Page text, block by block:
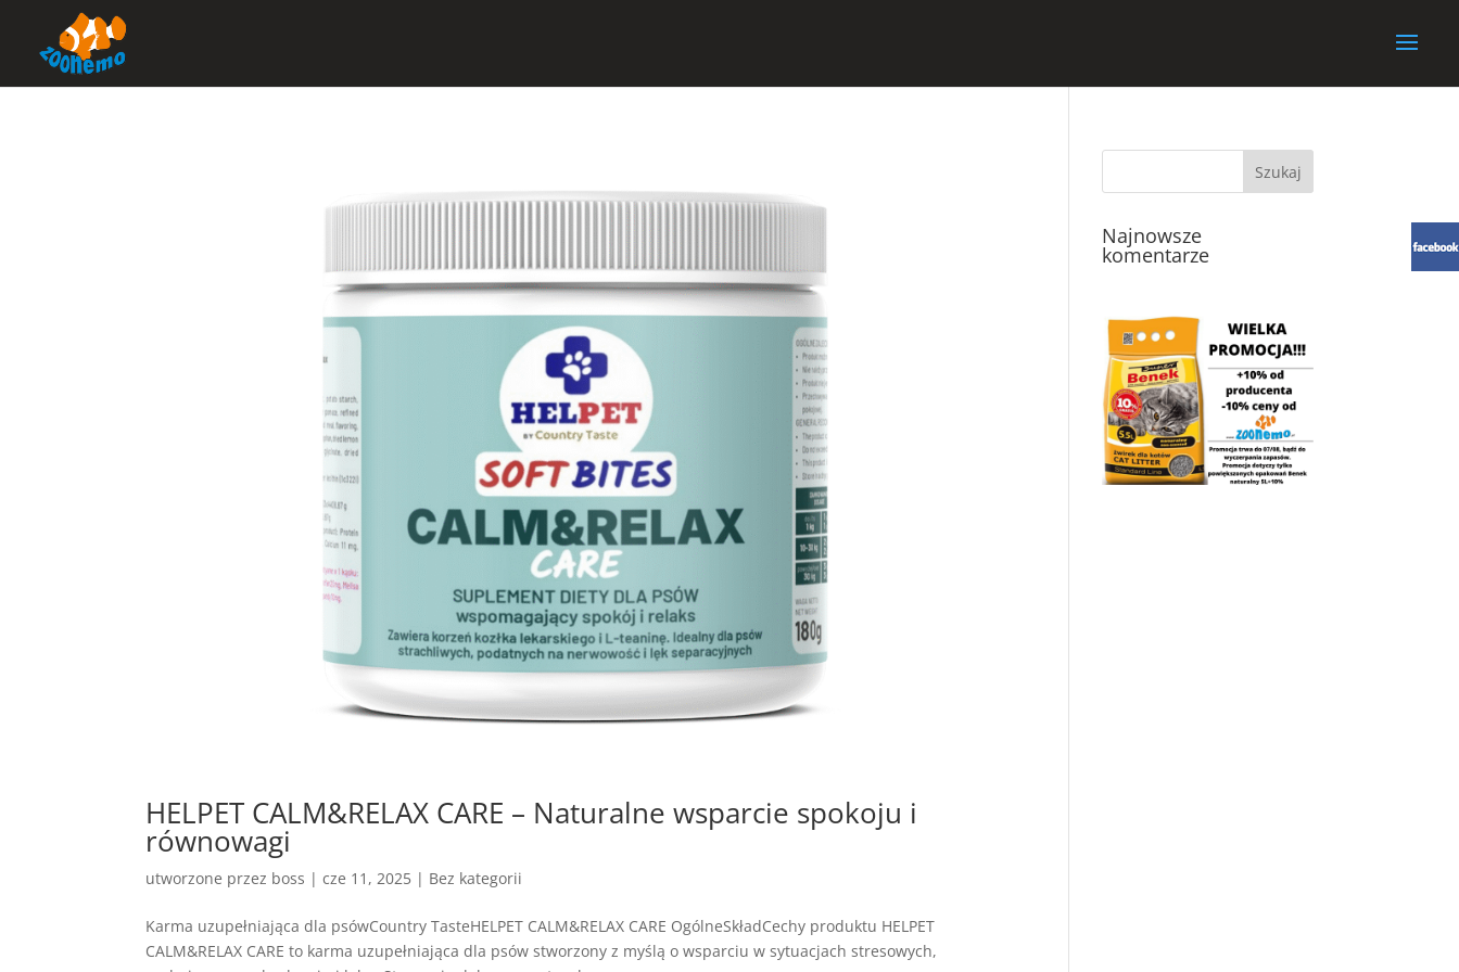
HELPET CALM&RELAX CARE – Naturalne wsparcie spokoju i
równowagi
utworzone przez boss |cze 11, 2025 | Bez kategorii
Karma uzupełniająca dla psówCountry TasteHELPET CALM&RELAX CARE OgólneSkładCechy produktu HELPET
CALM&RELAX CARE to karma uzupełniająca dla psów stworzony z myślą o wsparciu w sytuacjach stresowych,
Najnowsze
komentarze